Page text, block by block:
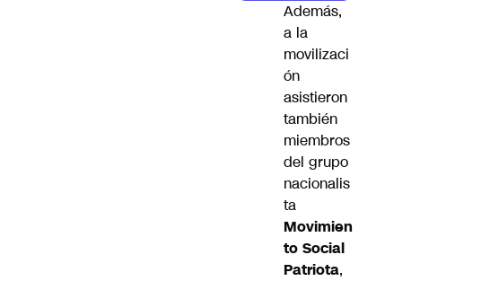
Además,
a la
movilizaci
ón
asistieron
también
miembros
del grupo
nacionalis
ta
Movimien
to Social
Patriota,